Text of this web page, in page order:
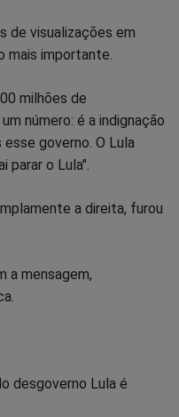
de visualizações em
mais importante.
milhões de
número: é a indignação
governo. O Lula
parar o Lula".
a direita, furou
a mensagem,
desgoverno Lula é